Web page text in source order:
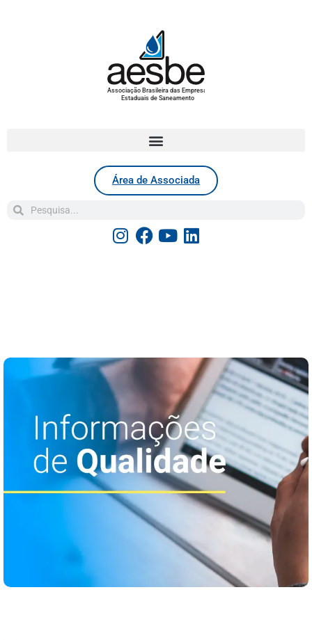
Associação Brasileira das Empresas
Estaduais de Saneamento
Área de Associada